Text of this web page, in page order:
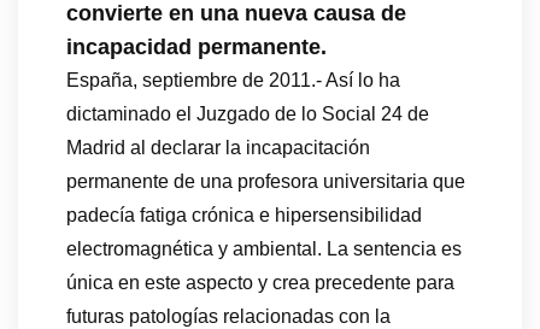
convierte en una nueva causa de
incapacidad permanente.
España, septiembre de 2011.- Así lo ha
dictaminado el Juzgado de lo Social 24 de
Madrid al declarar la incapacitación
permanente de una profesora universitaria que
padecía fatiga crónica e hipersensibilidad
electromagnética y ambiental. La sentencia es
única en este aspecto y crea precedente para
futuras patologías relacionadas con la